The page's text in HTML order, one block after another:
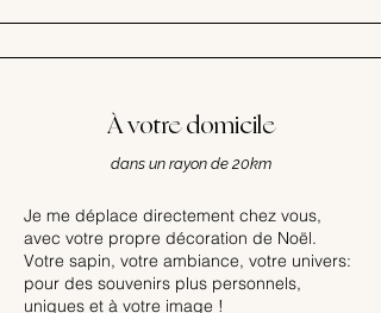
À votre domicile
dans un rayon de 20km
Je me déplace directement chez vous,
avec votre propre décoration de Noël.
Votre sapin, votre ambiance, votre univers:
pour des souvenirs plus personnels,
uniques et à votre image !